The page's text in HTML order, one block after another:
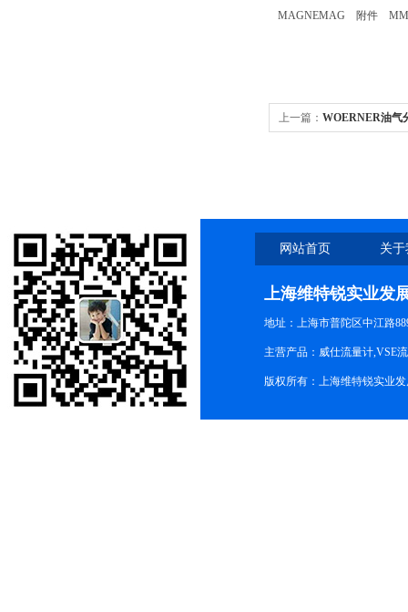
MAGNEMAG 附件
上一篇： WOERNER油气
网站首页 关
上海维特锐实业发
地址：上海市普陀区中江路
主营产品：威仕流量计,VSE
版权所有：上海维特锐实业